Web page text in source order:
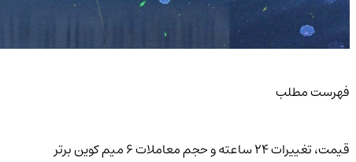
فهرست مطلب
قیمت، تغییرات 24 ساعته و حجم معاملات 6 میم کوین برتر